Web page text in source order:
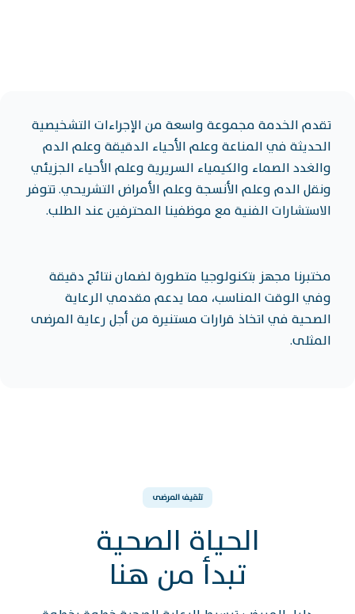
تقدم الخدمة مجموعة واسعة من الإجراءات التشخيصية
الحديثة في المناعة وعلم الأحياء الدقيقة وعلم الدم
والغدد الصماء والكيمياء السريرية وعلم الأحياء الجزيئي
ونقل الدم وعلم الأنسجة وعلم الأمراض التشريحي. تتوفر
الاستشارات الفنية مع موظفينا المحترفين عند الطلب.
مختبرنا مجهز بتكنولوجيا متطورة لضمان نتائج دقيقة
وفي الوقت المناسب، مما يدعم مقدمي الرعاية
الصحية في اتخاذ قرارات مستنيرة من أجل رعاية المرضى
المثلى.
تثقيف المرضى
الحياة الصحية
تبدأ من هنا